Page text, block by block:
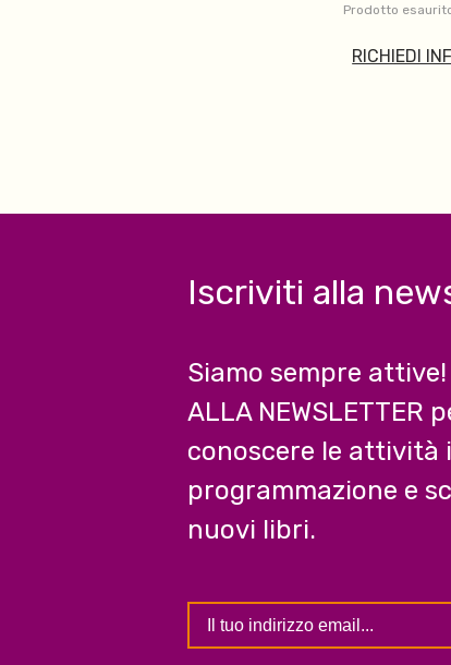
Ghisalberti
Prodotto
RICHIEDI
Iscriviti alla
Siamo sempre attive!
ALLA NEWSLETTER
conoscere le attività
programmazione e
nuovi libri.